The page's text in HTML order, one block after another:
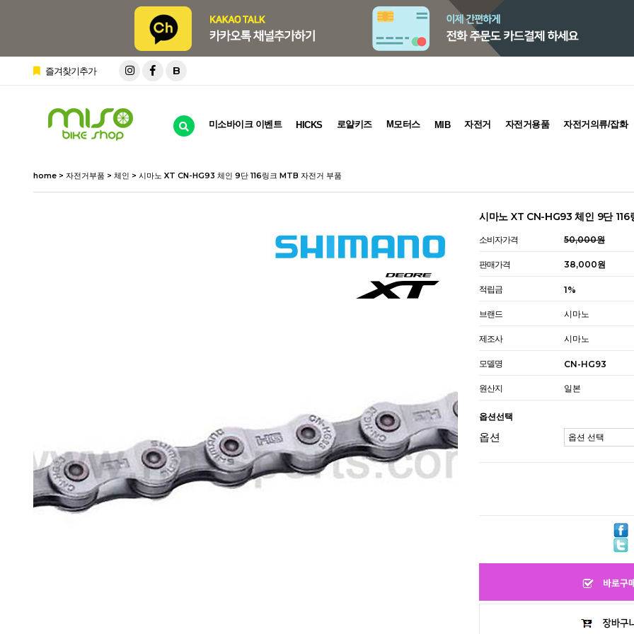
즐겨찾기추가 B
미소바이크 이벤트 HICKS 로얄키즈 M모터스 MIB 자전거 자전거용품 자전거의류/잡화
home > 자전거부품 > 체인 > 시마노 XT CN-HG93 체인 9단 116링크 MTB 자전거 부품
시마노 XT CN-HG93 체인 9단
소비자가격 50,000원
판매가격 38,000원
적립금 1%
브랜드 시마노
제조사 시마노
모델명 CN-HG93
원산지 일본
옵션선택
옵션